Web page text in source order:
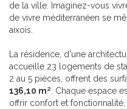
de la ville. Imaginez-vous
de vivre méditerranéen se
aixois.
La résidence, d'une
accueille 23 logements de
2 au 5 pièces, offrent des
136,10 m². Chaque espace
offrir confort et